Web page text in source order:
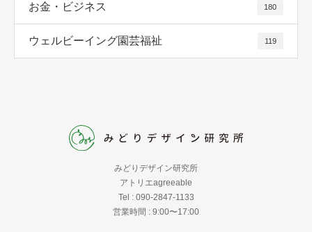
お金・ビジネス 180
ウェルビーイング園芸福祉 119
みどりデザイン研究所
アトリエagreeable
Tel : 090-2847-1133
営業時間 : 9:00〜17:00